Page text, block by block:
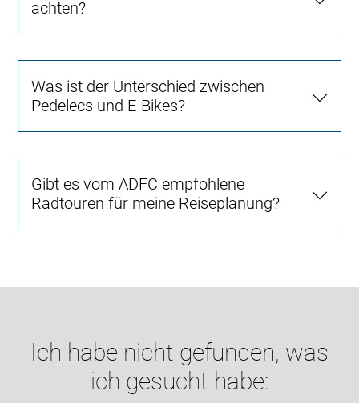
achten?
Was ist der Unterschied zwischen
Pedelecs und E-Bikes?
Gibt es vom ADFC empfohlene
Radtouren für meine Reiseplanung?
Ich habe nicht gefunden, was
ich gesucht habe: